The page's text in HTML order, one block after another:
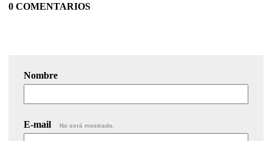
0 COMENTARIOS
Nombre
E-mail No será mostrado.